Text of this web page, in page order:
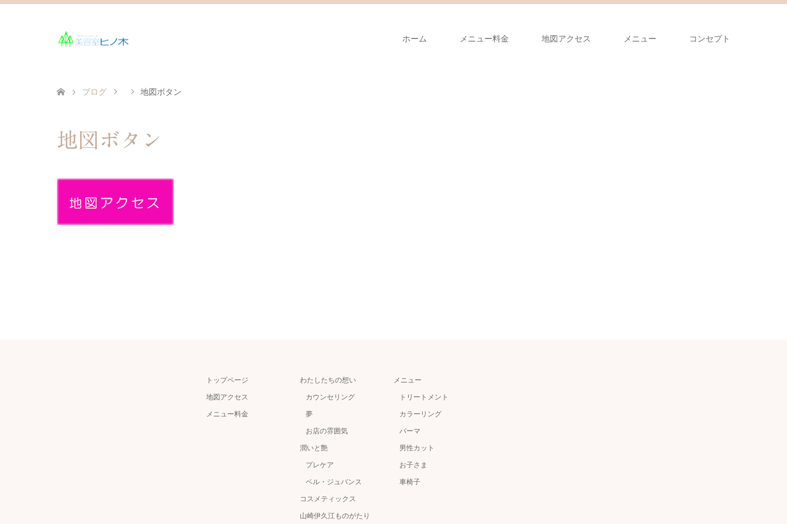
ホーム メニュー料金 地図アクセス メニュー コンセプト
ブログ 地図ボタン
地図ボタン
トップページ
地図アクセス
メニュー料金
わたしたちの想い
カウンセリング
夢
お店の雰囲気
潤いと艶
プレケア
ベル・ジュバンス
コスメティックス
山崎伊久江ものがたり
メニュー
トリートメント
カラーリング
パーマ
男性カット
お子さま
車椅子